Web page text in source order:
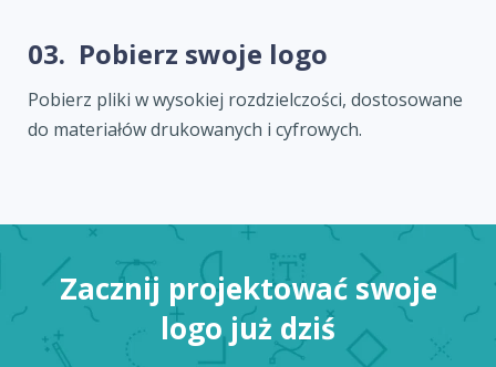
03. Pobierz swoje logo
Pobierz pliki w wysokiej rozdzielczości, dostosowane
do materiałów drukowanych i cyfrowych.
Zacznij projektować swoje
logo już dziś